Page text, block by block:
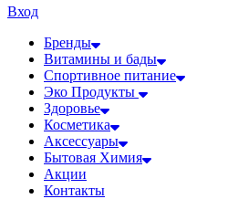
Вход
Бренды
Витамины и бады
Спортивное питание
Эко Продукты
Здоровье
Косметика
Аксессуары
Бытовая Химия
Акции
Контакты